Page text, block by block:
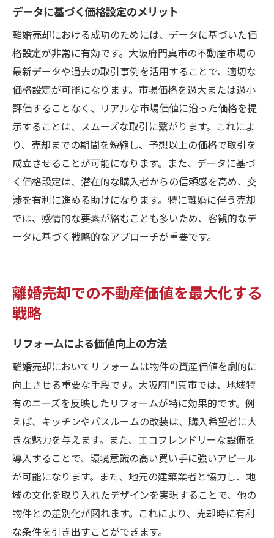
データに基づく価格設定のメリット
離婚売却における成功のためには、データに基づいた価
格設定が非常に有効です。大阪府門真市の不動産市場の
最新データや過去の取引事例を活用することで、適切な
価格設定が可能になります。市場価格を過大または過小
評価することなく、リアルな市場価値に沿った価格を提
示することは、スムーズな取引に繋がります。これによ
り、売却までの期間を短縮し、予想以上の価格で取引を
成立させることが可能になります。また、データに基づ
く価格設定は、潜在的な購入者からの信頼感を高め、交
渉を有利に進める助けになります。特に離婚に伴う売却
では、感情的な要素が絡むことも多いため、客観的なデ
ータに基づく戦略的なアプローチが重要です。
離婚売却での不動産価値を最大化する
戦略
リフォームによる価値向上の方法
離婚売却においてリフォームは物件の資産価値を劇的に
向上させる重要な手段です。大阪府門真市では、地域特
有のニーズを反映したリフォームが特に効果的です。例
えば、キッチンやバスルームの改装は、購入希望者に大
きな魅力を与えます。また、エコフレンドリーな設備を
導入することで、環境意識の高い買い手に強いアピール
が可能になります。また、地元の建築業者と協力し、地
域の文化を取り入れたデザインを実現することで、他の
物件との差別化が図れます。これにより、売却時に有利
な条件を引き出すことができます。